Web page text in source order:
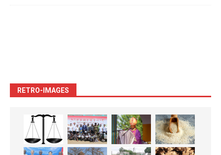
RETRO-IMAGES